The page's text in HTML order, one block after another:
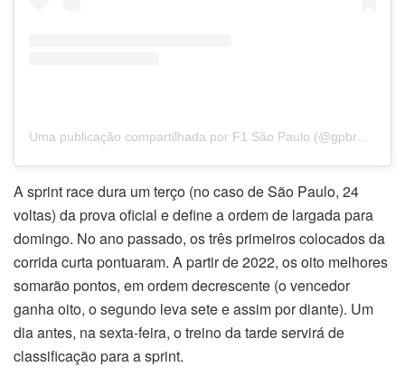
A sprint race dura um terço (no caso de São Paulo, 24
voltas) da prova oficial e define a ordem de largada para
domingo. No ano passado, os três primeiros colocados da
corrida curta pontuaram. A partir de 2022, os oito melhores
somarão pontos, em ordem decrescente (o vencedor
ganha oito, o segundo leva sete e assim por diante). Um
dia antes, na sexta-feira, o treino da tarde servirá de
classificação para a sprint.